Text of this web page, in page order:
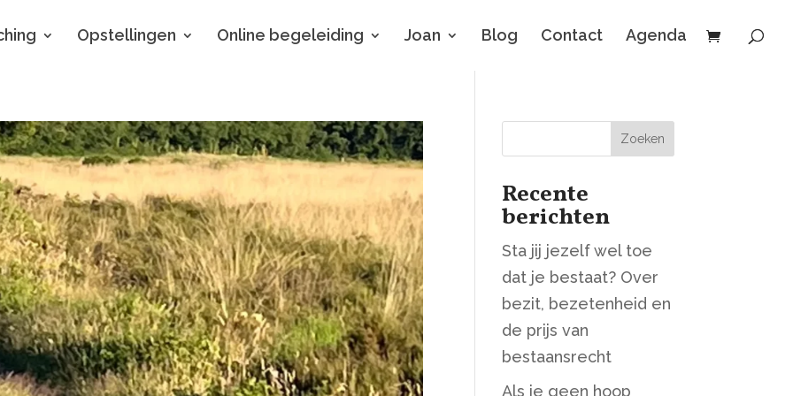
Opstellingen Online begeleiding Joan Blog Contact Agenda
Zoeken
Recente
berichten
Sta jij jezelf wel toe
dat je bestaat? Over
bezit, bezetenheid en
de prijs van
bestaansrecht
Als je geen hoop